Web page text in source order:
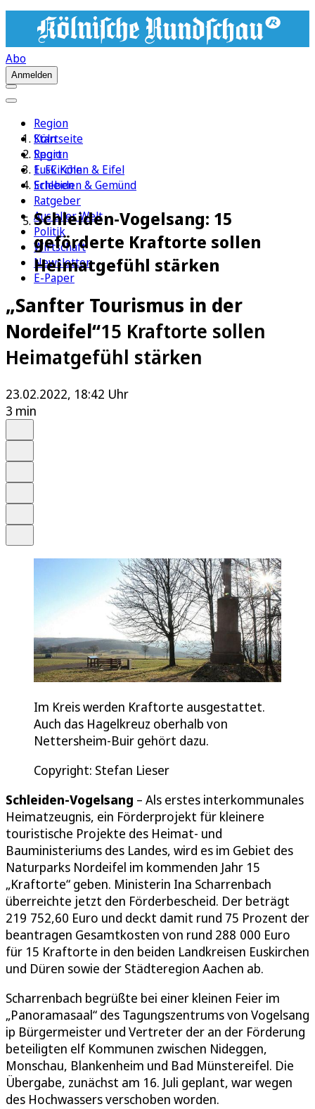
Abo
Anmelden
Region
Köln
Sport
1. FC Köln
Erleben
Ratgeber
Aus aller Welt
Politik
Wirtschaft
Newsletter
E-Paper
Startseite
Region
Euskirchen & Eifel
Schleiden & Gemünd
Schleiden-Vogelsang: 15
geförderte Kraftorte sollen
Heimatgefühl stärken
„Sanfter Tourismus in der
Nordeifel“15 Kraftorte sollen
Heimatgefühl stärken
23.02.2022, 18:42 Uhr
3 min
Im Kreis werden Kraftorte ausgestattet.
Auch das Hagelkreuz oberhalb von
Nettersheim-Buir gehört dazu.
Copyright: Stefan Lieser
Schleiden-Vogelsang – Als erstes interkommunales
Heimatzeugnis, ein Förderprojekt für kleinere
touristische Projekte des Heimat- und
Bauministeriums des Landes, wird es im Gebiet des
Naturparks Nordeifel im kommenden Jahr 15
„Kraftorte“ geben. Ministerin Ina Scharrenbach
überreichte jetzt den Förderbescheid. Der beträgt
219 752,60 Euro und deckt damit rund 75 Prozent der
beantragen Gesamtkosten von rund 288 000 Euro
für 15 Kraftorte in den beiden Landkreisen Euskirchen
und Düren sowie der Städteregion Aachen ab.
Scharrenbach begrüßte bei einer kleinen Feier im
„Panoramasaal“ des Tagungszentrums von Vogelsang
ip Bürgermeister und Vertreter der an der Förderung
beteiligten elf Kommunen zwischen Nideggen,
Monschau, Blankenheim und Bad Münstereifel. Die
Übergabe, zunächst am 16. Juli geplant, war wegen
des Hochwassers verschoben worden.